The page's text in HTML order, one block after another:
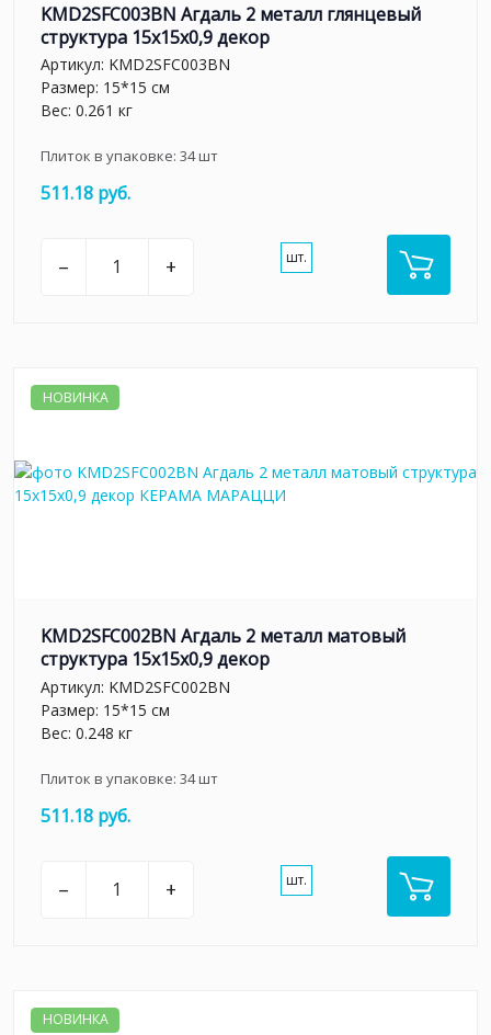
KMD2SFC003BN Агдаль 2 металл глянцевый
структура 15x15x0,9 декор
Артикул: KMD2SFC003BN
Размер: 15*15 см
Вес: 0.261 кг
Плиток в упаковке: 34шт
511.18 руб.
– + шт.
НОВИНКА
KMD2SFC002BN Агдаль 2 металл матовый
структура 15x15x0,9 декор
Артикул: KMD2SFC002BN
Размер: 15*15 см
Вес: 0.248 кг
Плиток в упаковке: 34шт
511.18 руб.
– + шт.
НОВИНКА